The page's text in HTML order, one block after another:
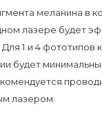
меланина в
лазере будет
1 и 4 фототипов
будет
лазером.